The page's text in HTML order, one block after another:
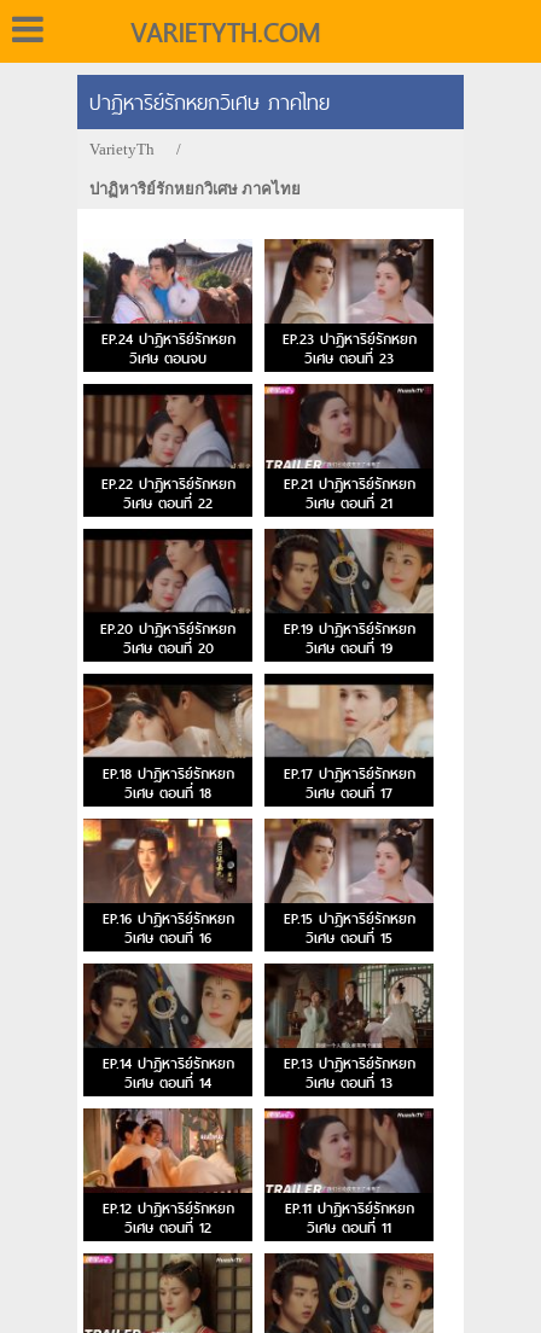
VARIETYTH.COM
ปาฏิหาริย์รักหยกวิเศษ ภาคไทย
VarietyTh /
ปาฏิหาริย์รักหยกวิเศษ ภาคไทย
EP.24 ปาฏิหาริย์รักหยก
วิเศษ ตอนจบ
EP.23 ปาฏิหาริย์รักหยก
วิเศษ ตอนที่ 23
EP.22 ปาฏิหาริย์รักหยก
วิเศษ ตอนที่ 22
EP.21 ปาฏิหาริย์รักหยก
วิเศษ ตอนที่ 21
EP.20 ปาฏิหาริย์รักหยก
วิเศษ ตอนที่ 20
EP.19 ปาฏิหาริย์รักหยก
วิเศษ ตอนที่ 19
EP.18 ปาฏิหาริย์รักหยก
วิเศษ ตอนที่ 18
EP.17 ปาฏิหาริย์รักหยก
วิเศษ ตอนที่ 17
EP.16 ปาฏิหาริย์รักหยก
วิเศษ ตอนที่ 16
EP.15 ปาฏิหาริย์รักหยก
วิเศษ ตอนที่ 15
EP.14 ปาฏิหาริย์รักหยก
วิเศษ ตอนที่ 14
EP.13 ปาฏิหาริย์รักหยก
วิเศษ ตอนที่ 13
EP.12 ปาฏิหาริย์รักหยก
วิเศษ ตอนที่ 12
EP.11 ปาฏิหาริย์รักหยก
วิเศษ ตอนที่ 11